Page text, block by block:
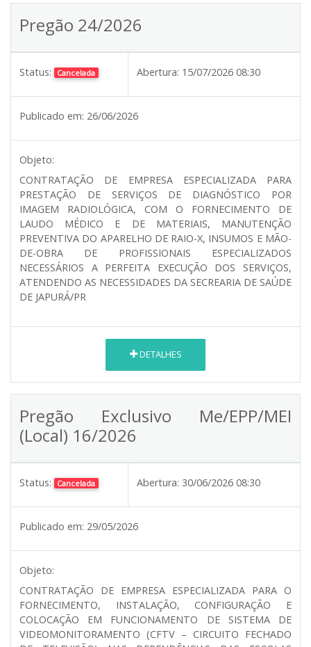
Pregão 24/2026
Status: Cancelada Abertura: 15/07/2026 08:30
Publicado em: 26/06/2026
Objeto:
CONTRATAÇÃO DE EMPRESA ESPECIALIZADA PARA
PRESTAÇÃO DE SERVIÇOS DE DIAGNÓSTICO POR
IMAGEM RADIOLÓGICA, COM O FORNECIMENTO DE
LAUDO MÉDICO E DE MATERIAIS, MANUTENÇÃO
PREVENTIVA DO APARELHO DE RAIO-X, INSUMOS E MÃO-
DE-OBRA DE PROFISSIONAIS ESPECIALIZADOS
NECESSÁRIOS A PERFEITA EXECUÇÃO DOS SERVIÇOS,
ATENDENDO AS NECESSIDADES DA SECREARIA DE SAÚDE
DE JAPURÁ/PR
DETALHES
Pregão Exclusivo Me/EPP/MEI
(Local) 16/2026
Status: Cancelada Abertura: 30/06/2026 08:30
Publicado em: 29/05/2026
Objeto:
CONTRATAÇÃO DE EMPRESA ESPECIALIZADA PARA O
FORNECIMENTO, INSTALAÇÃO, CONFIGURAÇÃO E
COLOCAÇÃO EM FUNCIONAMENTO DE SISTEMA DE
VIDEOMONITORAMENTO (CFTV – CIRCUITO FECHADO